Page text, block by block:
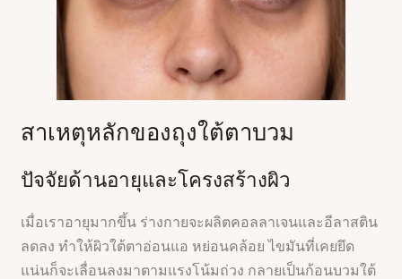
สาเหตุหลักของถุงใต้ตาบวม
ปัจจัยด้านอายุและโครงสร้างผิว
เมื่อเราอายุมากขึ้น ร่างกายจะผลิตคอลลาเจนและอีลาสติน
ลดลง ทำให้ผิวใต้ตาอ่อนแอ หย่อนคล้อย ไขมันที่เคยยึด
แน่นก็จะเลื่อนลงมาตามแรงโน้มถ่วง กลายเป็นก้อนบวมใต้